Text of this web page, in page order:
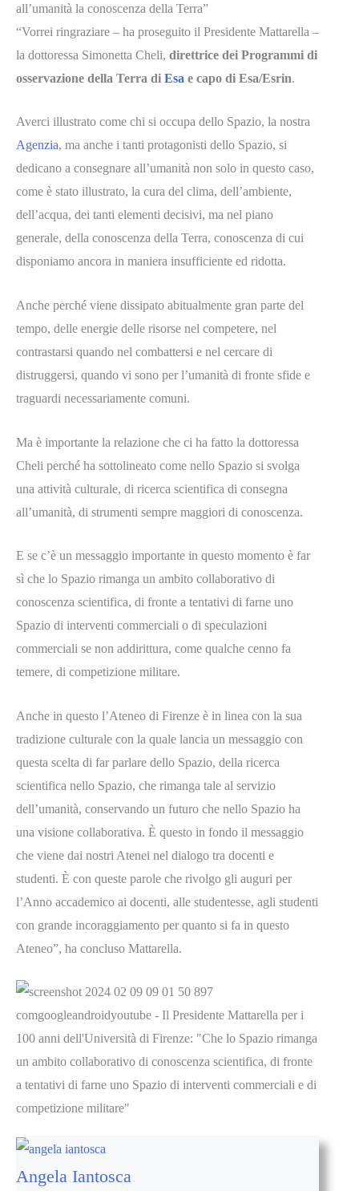
all’umanità la conoscenza della Terra”
“Vorrei ringraziare – ha proseguito il Presidente Mattarella –
la dottoressa Simonetta Cheli, direttrice dei Programmi di
osservazione della Terra di Esa e capo di Esa/Esrin.
Averci illustrato come chi si occupa dello Spazio, la nostra
Agenzia, ma anche i tanti protagonisti dello Spazio, si
dedicano a consegnare all’umanità non solo in questo caso,
come è stato illustrato, la cura del clima, dell’ambiente,
dell’acqua, dei tanti elementi decisivi, ma nel piano
generale, della conoscenza della Terra, conoscenza di cui
disponiamo ancora in maniera insufficiente ed ridotta.
Anche perché viene dissipato abitualmente gran parte del
tempo, delle energie delle risorse nel competere, nel
contrastarsi quando nel combattersi e nel cercare di
distruggersi, quando vi sono per l’umanità di fronte sfide e
traguardi necessariamente comuni.
Ma è importante la relazione che ci ha fatto la dottoressa
Cheli perché ha sottolineato come nello Spazio si svolga
una attività culturale, di ricerca scientifica di consegna
all’umanità, di strumenti sempre maggiori di conoscenza.
E se c’è un messaggio importante in questo momento è far
sì che lo Spazio rimanga un ambito collaborativo di
conoscenza scientifica, di fronte a tentativi di farne uno
Spazio di interventi commerciali o di speculazioni
commerciali se non addirittura, come qualche cenno fa
temere, di competizione militare.
Anche in questo l’Ateneo di Firenze è in linea con la sua
tradizione culturale con la quale lancia un messaggio con
questa scelta di far parlare dello Spazio, della ricerca
scientifica nello Spazio, che rimanga tale al servizio
dell’umanità, conservando un futuro che nello Spazio ha
una visione collaborativa. È questo in fondo il messaggio
che viene dai nostri Atenei nel dialogo tra docenti e
studenti. È con queste parole che rivolgo gli auguri per
l’Anno accademico ai docenti, alle studentesse, agli studenti
con grande incoraggiamento per quanto si fa in questo
Ateneo”, ha concluso Mattarella.
Angela Iantosca